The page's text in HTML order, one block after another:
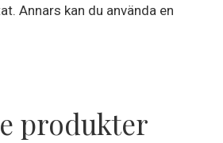
Annars kan du använda en
produkter